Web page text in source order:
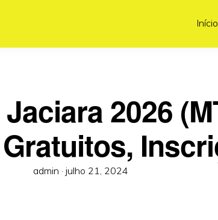
Início
2026
admin · Posted
julho 21, 2024